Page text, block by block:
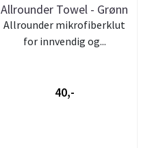
Allrounder Towel - Grønn
Allrounder mikrofiberklut
for innvendig og...
40,-